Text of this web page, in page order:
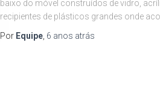
baixo do móvel construídos de vidro,
recipientes de plásticos grandes onde
Por Equipe 6 anos atrás